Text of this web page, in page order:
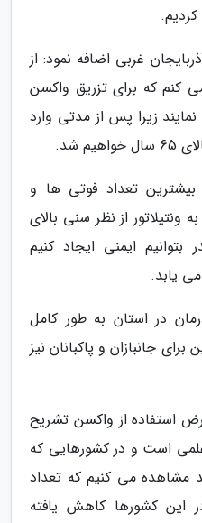
غربی اضافه نمود: از
خواهش می کنم که برای تزریق واکسن
زیرا پس از مدتی وارد
شد.
بیشترین تعداد فوتی ها و
از نظر سنی بالای
ایمنی ایجاد کنیم
یابد.
در استان به طور کامل
جانبازان و پاکبانان نیز
استفاده از واکسن تشریح
است و در کشورهایی که
مشاهده می کنیم که تعداد
این کشورها کاهش یافته